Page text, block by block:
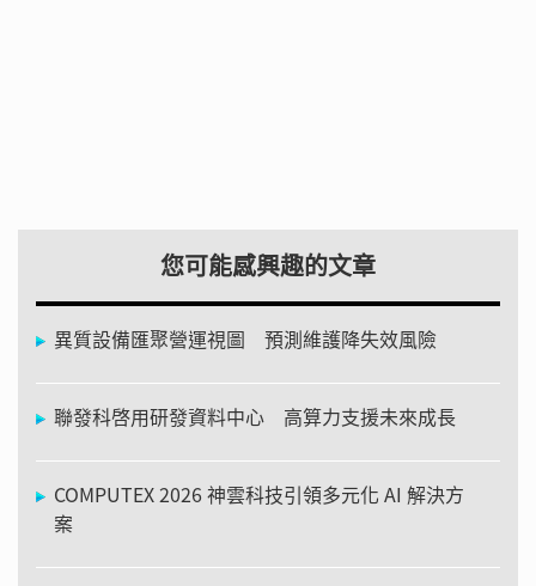
您可能感興趣的文章
異質設備匯聚營運視圖 預測維護降失效風險
聯發科啓用研發資料中心 高算力支援未來成長
COMPUTEX 2026 神雲科技引領多元化 AI 解決方
案